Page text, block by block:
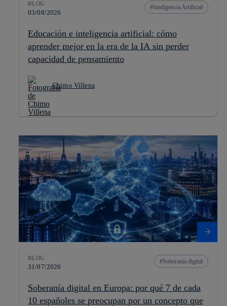
BLOG
03/08/2026
Inteligencia Artificial
Educación e inteligencia artificial: cómo
aprender mejor en la era de la IA sin perder
capacidad de pensamiento
Chimo Villena
BLOG
31/07/2026
Soberanía digital
Soberanía digital en Europa: por qué 7 de cada
10 españoles se preocupan por un concepto que